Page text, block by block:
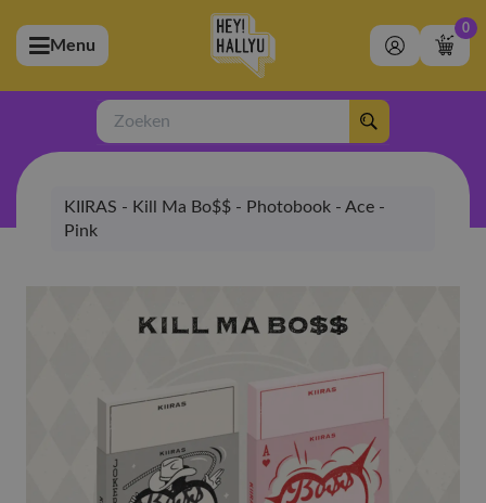
(Artiesten)
(Merchandise)
(Exclusive)
(Winkel)
Menu
0
Zoeken
KIIRAS - Kill Ma Bo$$ - Photobook - Ace -
Pink